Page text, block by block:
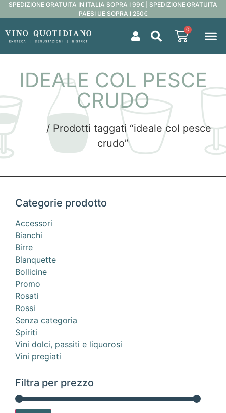
SPEDIZIONE GRATUITA IN ITALIA SOPRA I 99€ | SPEDIZIONE GRATUITA
PAESI UE SOPRA I 250€
0
IDEALE COL PESCE
CRUDO
Home
/ Prodotti taggati “ideale col pesce
crudo”
Categorie prodotto
Accessori
Bianchi
Birre
Blanquette
Bollicine
Promo
Rosati
Rossi
Senza categoria
Spiriti
Vini dolci, passiti e liquorosi
Vini pregiati
Filtra per prezzo